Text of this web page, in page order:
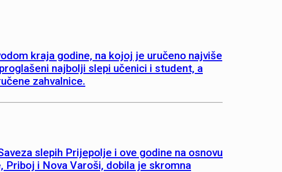
kraja godine, na kojoj je uručeno najviše
najbolji slepi učenici i student, a
zahvalnice.
slepih Prijepolje i ove godine na osnovu
i Nova Varoši, dobila je skromna